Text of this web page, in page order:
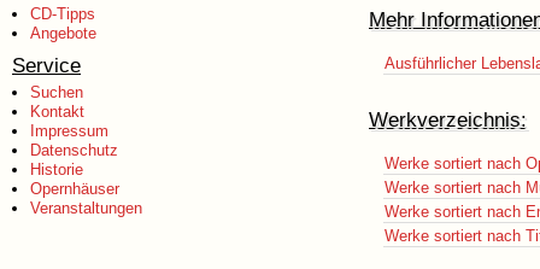
CD-Tipps
Angebote
Service
Suchen
Kontakt
Impressum
Datenschutz
Historie
Opernhäuser
Veranstaltungen
Mehr
Ausführlicher
Werkverzeichnis:
Werke sortiert nach
Werke sortiert nach
Werke sortiert nach
Werke sortiert nach